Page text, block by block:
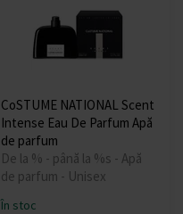
CoSTUME NATIONAL Scent
Intense Eau De Parfum Apă
de parfum
De la % - până la %s - Apă
de parfum - Unisex
În stoc